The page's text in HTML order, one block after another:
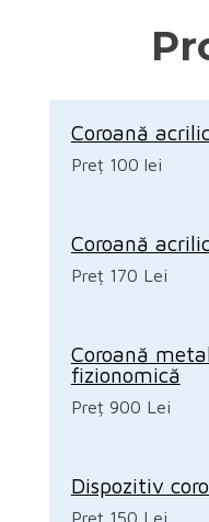
Coroană
Preț 100 lei
Coroană
Preț 170 Lei
Coroană
fizionomică
Preț 900 Lei
Dispozitiv
Preț 150 Lei